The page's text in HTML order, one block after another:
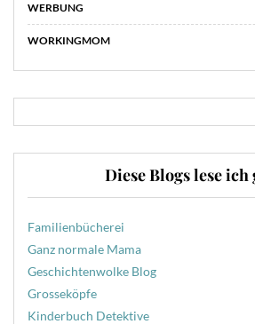
WERBUNG
WORKINGMOM
Diese Blogs lese ich
Familienbücherei
Ganz normale Mama
Geschichtenwolke Blog
Grosseköpfe
Kinderbuch Detektive